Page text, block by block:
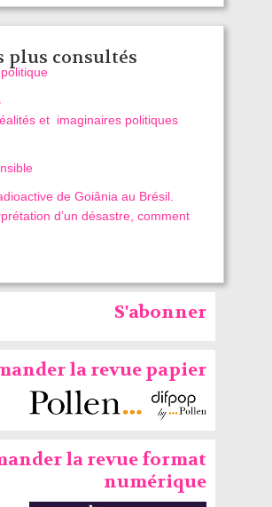
plus consultés
et imaginaires politiques
de Goiânia au Brésil.
d’un désastre, comment
S'abonner
la revue papier
la revue format
numérique